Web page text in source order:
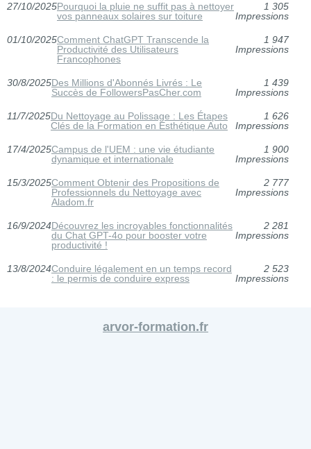
27/10/2025Pourquoi la pluie ne suffit pas à nettoyer
vos panneaux solaires sur toiture
1 305
Impressions
01/10/2025Comment ChatGPT Transcende la
Productivité des Utilisateurs
Francophones
1 947
Impressions
30/8/2025Des Millions d'Abonnés Livrés : Le
Succès de FollowersPasCher.com
1 439
Impressions
11/7/2025Du Nettoyage au Polissage : Les Étapes
Clés de la Formation en Esthétique Auto
1 626
Impressions
17/4/2025Campus de l'UEM : une vie étudiante
dynamique et internationale
1 900
Impressions
15/3/2025Comment Obtenir des Propositions de
Professionnels du Nettoyage avec
Aladom.fr
2 777
Impressions
16/9/2024Découvrez les incroyables fonctionnalités
du Chat GPT-4o pour booster votre
productivité !
2 281
Impressions
13/8/2024Conduire légalement en un temps record
: le permis de conduire express
2 523
Impressions
arvor-formation.fr